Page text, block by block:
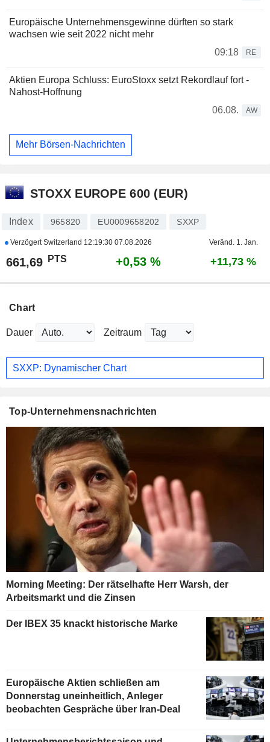
Europäische Unternehmensgewinne dürften so stark
wachsen wie seit 2022 nicht mehr
09:18
RE
Aktien Europa Schluss: EuroStoxx setzt Rekordlauf fort -
Nahost-Hoffnung
06.08.
AW
Mehr Börsen-Nachrichten
STOXX EUROPE 600 (EUR)
Index 965820 EU0009658202 SXXP
Verzögert Switzerland 12:19:30 07.08.2026 Veränd. 1. Jan.
661,69 PTS +0,53 % +11,73 %
Chart
Dauer Zeitraum
SXXP: Dynamischer Chart
Top-Unternehmensnachrichten
Morning Meeting: Der rätselhafte Herr Warsh, der
Arbeitsmarkt und die Zinsen
Der IBEX 35 knackt historische Marke
Europäische Aktien schließen am
Donnerstag uneinheitlich, Anleger
beobachten Gespräche über Iran-Deal